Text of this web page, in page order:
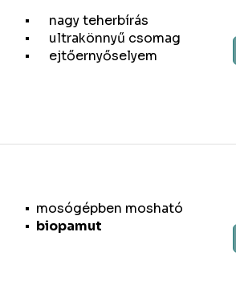
nagy teherbírás
ultrakönnyű csomag
ejtőernyőselyem
mosógépben mosható
biopamut